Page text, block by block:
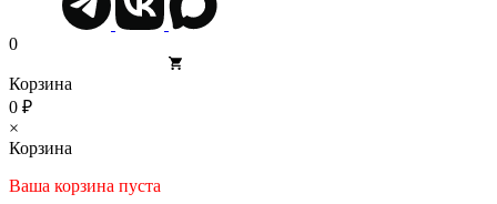
0
Корзина
0 ₽
×
Корзина
Ваша корзина пуста